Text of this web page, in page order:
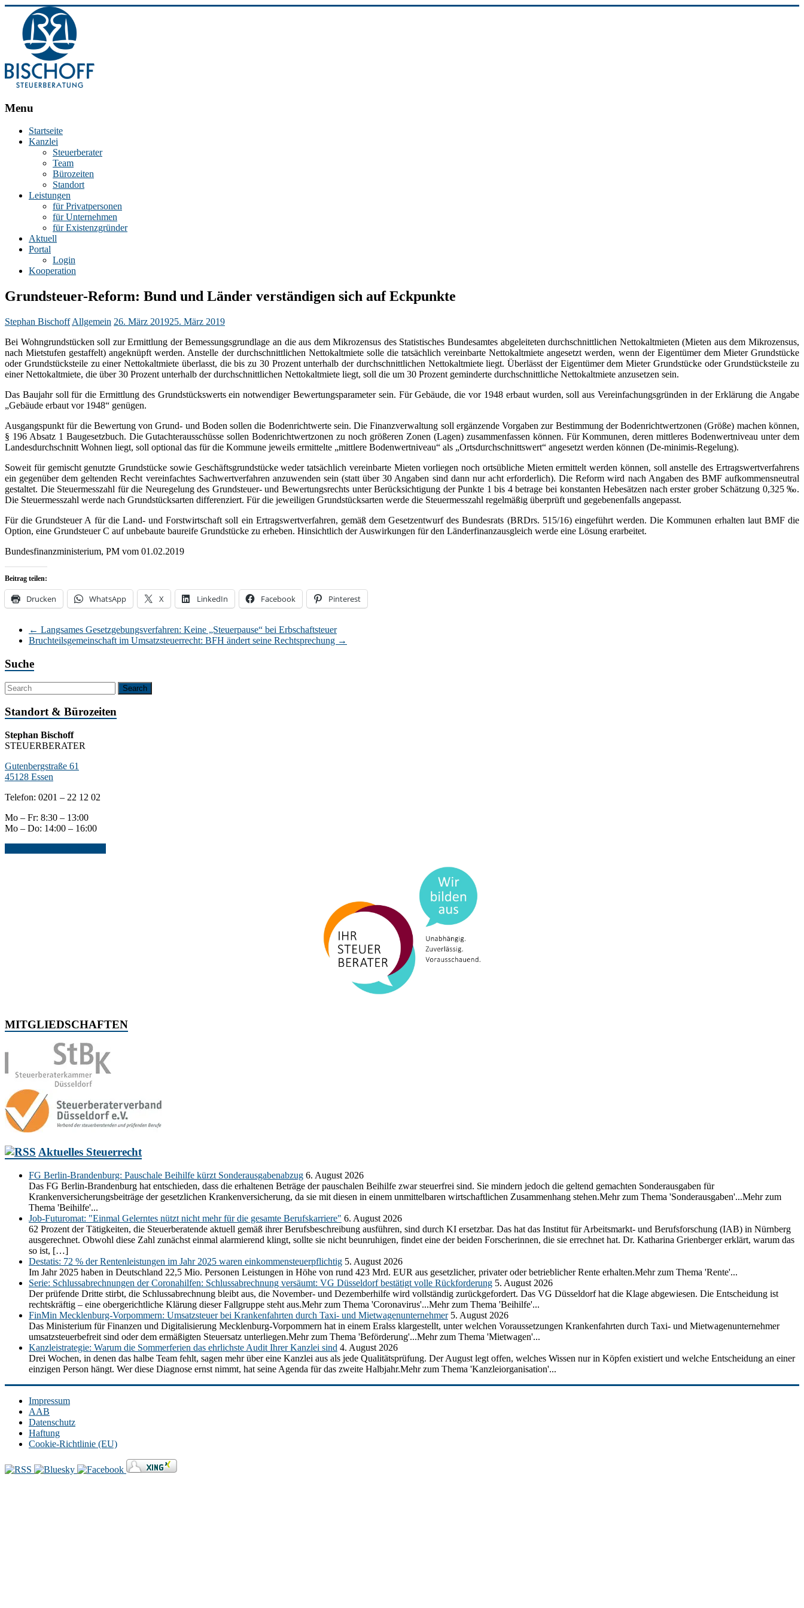
BISCHOFF
Stephan
Steuerberater
Essen
Menu
Startseite
Kanzlei
Steuerberater
Team
Bürozeiten
Standort
Leistungen
für Privatpersonen
für Unternehmen
für Existenzgründer
Aktuell
Portal
Login
Kooperation
Grundsteuer-Reform: Bund und Länder verständigen sich auf Eckpunkte
Stephan Bischoff Allgemein 26. März 201925. März 2019
Bei Wohngrundstücken soll zur Ermittlung der Bemessungsgrundlage an die aus dem Mikrozensus des Statistisches Bundesamtes abgeleiteten durchschnittlichen Nettokaltmieten (Mieten aus dem Mikrozensus,
nach Mietstufen gestaffelt) angeknüpft werden. Anstelle der durchschnittlichen Nettokaltmiete solle die tatsächlich vereinbarte Nettokaltmiete angesetzt werden, wenn der Eigentümer dem Mieter Grundstücke
oder Grundstücksteile zu einer Nettokaltmiete überlasst, die bis zu 30 Prozent unterhalb der durchschnittlichen Nettokaltmiete liegt. Überlässt der Eigentümer dem Mieter Grundstücke oder Grundstücksteile zu
einer Nettokaltmiete, die über 30 Prozent unterhalb der durchschnittlichen Nettokaltmiete liegt, soll die um 30 Prozent geminderte durchschnittliche Nettokaltmiete anzusetzen sein.
Das Baujahr soll für die Ermittlung des Grundstückswerts ein notwendiger Bewertungsparameter sein. Für Gebäude, die vor 1948 erbaut wurden, soll aus Vereinfachungsgründen in der Erklärung die Angabe
„Gebäude erbaut vor 1948“ genügen.
Ausgangspunkt für die Bewertung von Grund- und Boden sollen die Bodenrichtwerte sein. Die Finanzverwaltung soll ergänzende Vorgaben zur Bestimmung der Bodenrichtwertzonen (Größe) machen können,
§ 196 Absatz 1 Baugesetzbuch. Die Gutachterausschüsse sollen Bodenrichtwertzonen zu noch größeren Zonen (Lagen) zusammenfassen können. Für Kommunen, deren mittleres Bodenwertniveau unter dem
Landesdurchschnitt Wohnen liegt, soll optional das für die Kommune jeweils ermittelte „mittlere Bodenwertniveau“ als „Ortsdurchschnittswert“ angesetzt werden können (De-minimis-Regelung).
Soweit für gemischt genutzte Grundstücke sowie Geschäftsgrundstücke weder tatsächlich vereinbarte Mieten vorliegen noch ortsübliche Mieten ermittelt werden können, soll anstelle des Ertragswertverfahrens
ein gegenüber dem geltenden Recht vereinfachtes Sachwertverfahren anzuwenden sein (statt über 30 Angaben sind dann nur acht erforderlich). Die Reform wird nach Angaben des BMF aufkommensneutral
gestaltet. Die Steuermesszahl für die Neuregelung des Grundsteuer- und Bewertungsrechts unter Berücksichtigung der Punkte 1 bis 4 betrage bei konstanten Hebesätzen nach erster grober Schätzung 0,325 ‰.
Die Steuermesszahl werde nach Grundstücksarten differenziert. Für die jeweiligen Grundstücksarten werde die Steuermesszahl regelmäßig überprüft und gegebenenfalls angepasst.
Für die Grundsteuer A für die Land- und Forstwirtschaft soll ein Ertragswertverfahren, gemäß dem Gesetzentwurf des Bundesrats (BRDrs. 515/16) eingeführt werden. Die Kommunen erhalten laut BMF die
Option, eine Grundsteuer C auf unbebaute baureife Grundstücke zu erheben. Hinsichtlich der Auswirkungen für den Länderfinanzausgleich werde eine Lösung erarbeitet.
Bundesfinanzministerium, PM vom 01.02.2019
Beitrag teilen:
Drucken WhatsApp X LinkedIn Facebook Pinterest
← Langsames Gesetzgebungsverfahren: Keine „Steuerpause“ bei Erbschaftsteuer
Bruchteilsgemeinschaft im Umsatzsteuerrecht: BFH ändert seine Rechtsprechung →
Suche
Standort & Bürozeiten
Stephan Bischoff
STEUERBERATER
Gutenbergstraße 61
45128 Essen
Telefon: 0201 – 22 12 02
Mo – Fr: 8:30 – 13:00
Mo – Do: 14:00 – 16:00
MITGLIEDSCHAFTEN
Aktuelles Steuerrecht
FG Berlin-Brandenburg: Pauschale Beihilfe kürzt Sonderausgabenabzug 6. August 2026
Das FG Berlin-Brandenburg hat entschieden, dass die erhaltenen Beträge der pauschalen Beihilfe zwar steuerfrei sind. Sie mindern jedoch die geltend gemachten Sonderausgaben für
Krankenversicherungsbeiträge der gesetzlichen Krankenversicherung, da sie mit diesen in einem unmittelbaren wirtschaftlichen Zusammenhang stehen.Mehr zum Thema 'Sonderausgaben'...Mehr zum
Thema 'Beihilfe'...
Job-Futuromat: "Einmal Gelerntes nützt nicht mehr für die gesamte Berufskarriere" 6. August 2026
62 Prozent der Tätigkeiten, die Steuerberatende aktuell gemäß ihrer Berufsbeschreibung ausführen, sind durch KI ersetzbar. Das hat das Institut für Arbeitsmarkt- und Berufsforschung (IAB) in Nürnberg
ausgerechnet. Obwohl diese Zahl zunächst einmal alarmierend klingt, sollte sie nicht beunruhigen, findet eine der beiden Forscherinnen, die sie errechnet hat. Dr. Katharina Grienberger erklärt, warum das
so ist, […]
Destatis: 72 % der Rentenleistungen im Jahr 2025 waren einkommensteuerpflichtig 5. August 2026
Im Jahr 2025 haben in Deutschland 22,5 Mio. Personen Leistungen in Höhe von rund 423 Mrd. EUR aus gesetzlicher, privater oder betrieblicher Rente erhalten.Mehr zum Thema 'Rente'...
Serie: Schlussabrechnungen der Coronahilfen: Schlussabrechnung versäumt: VG Düsseldorf bestätigt volle Rückforderung 5. August 2026
Der prüfende Dritte stirbt, die Schlussabrechnung bleibt aus, die November- und Dezemberhilfe wird vollständig zurückgefordert. Das VG Düsseldorf hat die Klage abgewiesen. Die Entscheidung ist
rechtskräftig – eine obergerichtliche Klärung dieser Fallgruppe steht aus.Mehr zum Thema 'Coronavirus'...Mehr zum Thema 'Beihilfe'...
FinMin Mecklenburg-Vorpommern: Umsatzsteuer bei Krankenfahrten durch Taxi- und Mietwagenunternehmer 5. August 2026
Das Ministerium für Finanzen und Digitalisierung Mecklenburg-Vorpommern hat in einem Eralss klargestellt, unter welchen Voraussetzungen Krankenfahrten durch Taxi- und Mietwagenunternehmer
umsatzsteuerbefreit sind oder dem ermäßigten Steuersatz unterliegen.Mehr zum Thema 'Beförderung'...Mehr zum Thema 'Mietwagen'...
Kanzleistrategie: Warum die Sommerferien das ehrlichste Audit Ihrer Kanzlei sind 4. August 2026
Drei Wochen, in denen das halbe Team fehlt, sagen mehr über eine Kanzlei aus als jede Qualitätsprüfung. Der August legt offen, welches Wissen nur in Köpfen existiert und welche Entscheidung an einer
einzigen Person hängt. Wer diese Diagnose ernst nimmt, hat seine Agenda für das zweite Halbjahr.Mehr zum Thema 'Kanzleiorganisation'...
Impressum
AAB
Datenschutz
Haftung
Cookie-Richtlinie (EU)